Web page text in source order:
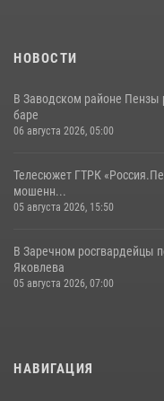
НОВОСТИ
В Заводском районе
баре
06 августа 2026, 05:00
Телесюжет ГТРК
мошенн...
05 августа 2026, 15:50
В Заречном росгвардейцы
Яковлева
05 августа 2026, 07:00
НАВИГАЦИЯ